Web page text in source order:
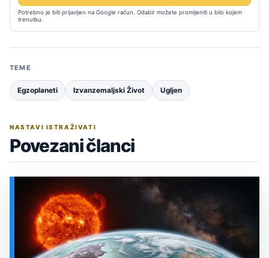
Potrebno je biti prijavljen na Google račun. Odabir možete promijeniti u bilo kojem
trenutku.
TEME
Egzoplaneti Izvanzemaljski Život Ugljen
NASTAVI ISTRAŽIVATI
Povezani članci